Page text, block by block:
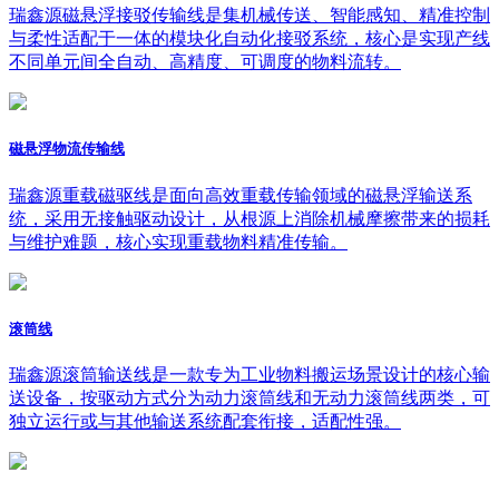
瑞鑫源磁悬浮接驳传输线是集机械传送、智能感知、精准控制
与柔性适配于一体的模块化自动化接驳系统，核心是实现产线
不同单元间全自动、高精度、可调度的物料流转。
磁悬浮物流传输线
瑞鑫源重载磁驱线是面向高效重载传输领域的磁悬浮输送系
统，采用无接触驱动设计，从根源上消除机械摩擦带来的损耗
与维护难题，核心实现重载物料精准传输。
滚筒线
瑞鑫源滚筒输送线是一款专为工业物料搬运场景设计的核心输
送设备，按驱动方式分为动力滚筒线和无动力滚筒线两类，可
独立运行或与其他输送系统配套衔接，适配性强。